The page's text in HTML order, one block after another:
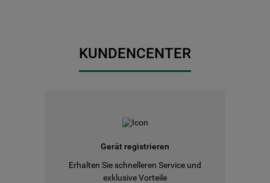
KUNDENCENTER
Gerät registrieren
Erhalten Sie schnelleren Service und
exklusive Vorteile